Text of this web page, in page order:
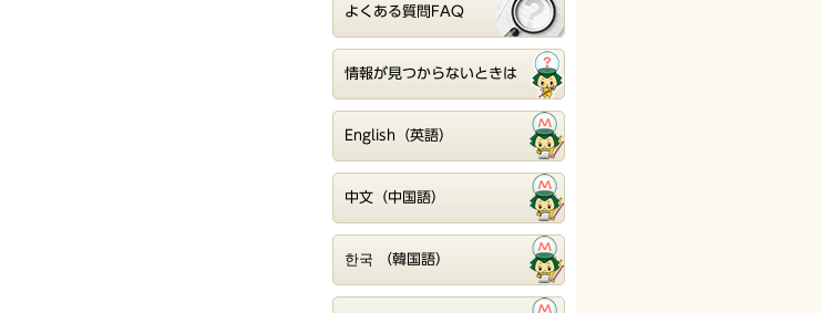
よくある質問FAQ
情報が見つからないときは
English（英語）
中文（中国語）
한국 （韓国語）